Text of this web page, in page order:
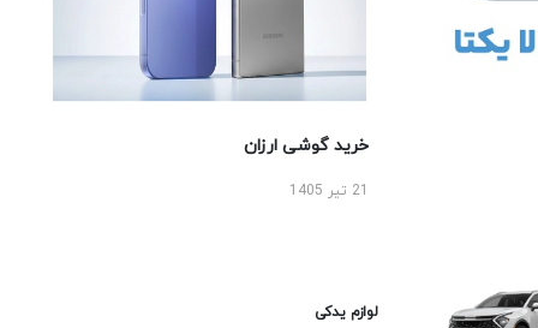
خرید گوشی ارزان
لوازم یدکی